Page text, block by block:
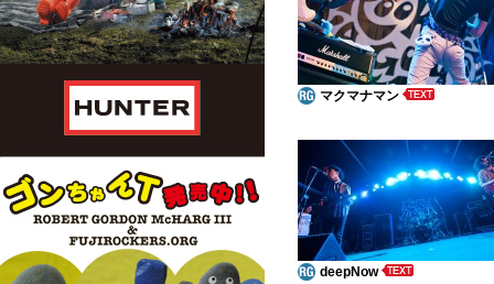
マクマナマン
deepNow